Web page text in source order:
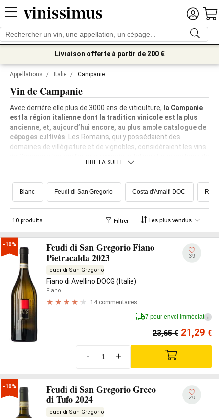
Livraison offerte à partir de 200 €
Appellations / Italie / Campanie
Vin de Campanie
Avec derrière elle plus de 3000 ans de viticulture, la Campanie
est la région italienne dont la tradition vinicole est la plus
ancienne, et, aujourd’hui encore, au plus ample catalogue de
cépages cultivés.
Les Romains, qui y possédaient des
domaines de villégiature et de vignobles, considéraient les vins
leurs noms, du Falerno au Cecubo, nous sont arrivés avec une
bénéficie de 30 000 hectares de vignes et une production
imposante de vin de qualité. Renée en époque moderne comme
très forte reconquête de ses grands blancs.
LIRE LA SUITE
Blanc Feudi di San Gregorio Costa d'Amalfi DOC
10 produits Filtrer
-10%
Feudi di San Gregorio Fiano
Pietracalda 2023
Feudi di San Gregorio
Fiano di Avellino DOCG (Italie)
Fiano
14 commentaires
39
7 pour envoi immédiat i
23,65€ 21,29 €
- +
-10%
Feudi di San Gregorio Greco
di Tufo 2024
Feudi di San Gregorio
20